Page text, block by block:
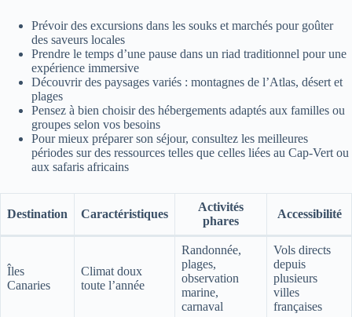
Prévoir des excursions dans les souks et marchés pour goûter
des saveurs locales
Prendre le temps d’une pause dans un riad traditionnel pour une
expérience immersive
Découvrir des paysages variés : montagnes de l’Atlas, désert et
plages
Pensez à bien choisir des hébergements adaptés aux familles ou
groupes selon vos besoins
Pour mieux préparer son séjour, consultez les meilleures
périodes sur des ressources telles que celles liées au Cap-Vert ou
aux safaris africains
Destination Caractéristiques
Activités
phares
Accessibilité
Îles
Canaries
Climat doux
toute l’année
Randonnée,
plages,
observation
marine,
carnaval
Vols directs
depuis
plusieurs
villes
françaises